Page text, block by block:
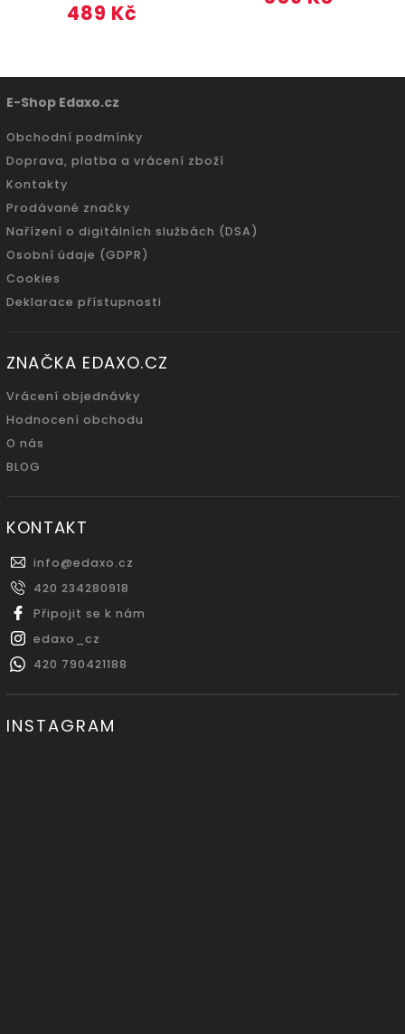
489 Kč
E-Shop Edaxo.cz
Obchodní podmínky
Doprava, platba a vrácení zboží
Kontakty
Prodávané značky
Nařízení o digitálních službách (DSA)
Osobní údaje (GDPR)
Cookies
Deklarace přístupnosti
ZNAČKA EDAXO.CZ
Vrácení objednávky
Hodnocení obchodu
O nás
BLOG
KONTAKT
info@edaxo.cz
420 234280918
Připojit se k nám
edaxo_cz
420 790421188
INSTAGRAM